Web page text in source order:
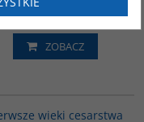
33.00PLN
ZOBACZ
wieki cesarstwa